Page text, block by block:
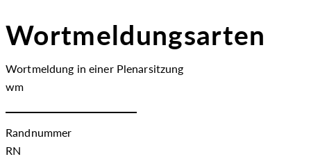
Wortmeldungsarten
wm
Wortmeldung in einer Plenarsitzung
RN
Randnummer